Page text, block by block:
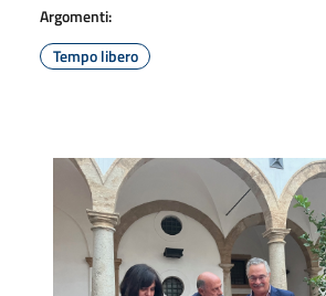
Argomenti:
Tempo libero